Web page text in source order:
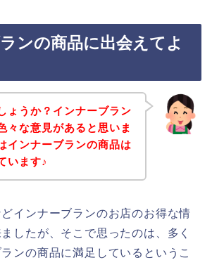
ンの商品に出会えてよ
ょうか？インナーブラン
々な意見があると思いま
インナーブランの商品は
います♪
インナーブランのお店のお得な情
したが、そこで思ったのは、多く
ンの商品に満足しているというこ